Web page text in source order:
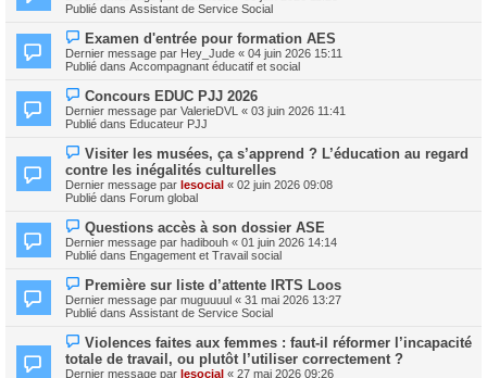
e
m
s
s
a
e
u
v
a
u
m
s
s
a
e
Publié dans Assistant de Service Social
N
o
u
v
a
u
m
s
s
a
g
e
Examen d'entrée pour formation AES
Dernier message par Hey_Jude « 04 juin 2026 15:11
Publié dans Accompagnant éducatif et social
N
o
u
v
a
u
m
e
s
a
g
e
Concours EDUC PJJ 2026
Dernier message par ValerieDVL « 03 juin 2026 11:41
Publié dans Educateur PJJ
N
u
v
e
u
m
e
s
a
g
e
Visiter les musées, ça s’apprend ? L’éducation au regard
contre les inégalités culturelles
Dernier message par lesocial « 02 juin 2026 09:08
Publié dans Forum global
N
o
u
v
a
u
m
s
s
a
Questions accès à son dossier ASE
Dernier message par hadibouh « 01 juin 2026 14:14
Publié dans Engagement et Travail social
N
o
u
v
a
u
m
Première sur liste d’attente IRTS Loos
Dernier message par muguuuul « 31 mai 2026 13:27
Publié dans Assistant de Service Social
N
o
u
Violences faites aux femmes : faut‑il réformer l’incapacité
totale de travail, ou plutôt l’utiliser correctement ?
Dernier message par lesocial « 27 mai 2026 09:26